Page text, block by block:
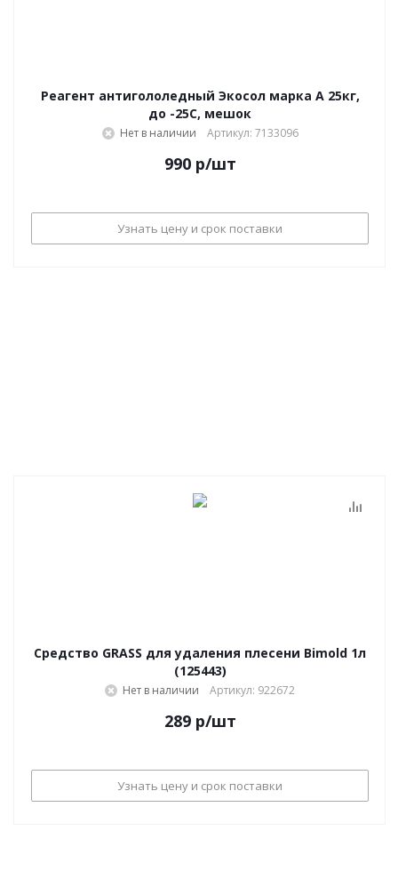
Реагент антигололедный Экосол марка А 25кг,
до -25С, мешок
Нет в наличии Артикул: 7133096
990р/шт
Узнать цену и срок поставки
Средство GRASS для удаления плесени Bimold 1л
(125443)
Нет в наличии Артикул: 922672
289р/шт
Узнать цену и срок поставки